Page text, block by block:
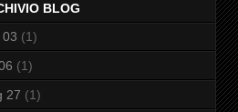
BLOG
(1)
(1)
27 (1)